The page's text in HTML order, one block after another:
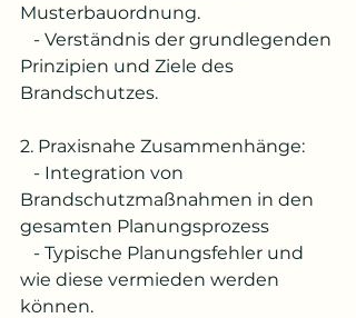
Musterbauordnung.
- Verständnis der grundlegenden
Prinzipien und Ziele des
Brandschutzes.
2. Praxisnahe Zusammenhänge:
- Integration von
Brandschutzmaßnahmen in den
gesamten Planungsprozess
- Typische Planungsfehler und
wie diese vermieden werden
können.